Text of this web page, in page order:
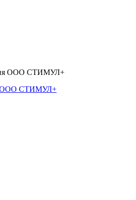
ООО СТИМУЛ+